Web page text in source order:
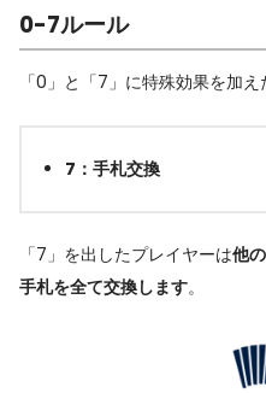
0-7ルール
「0」と「7」に特殊効果を加
7：手札交換
「7」を出したプレイヤーは他
手札を全て交換します。